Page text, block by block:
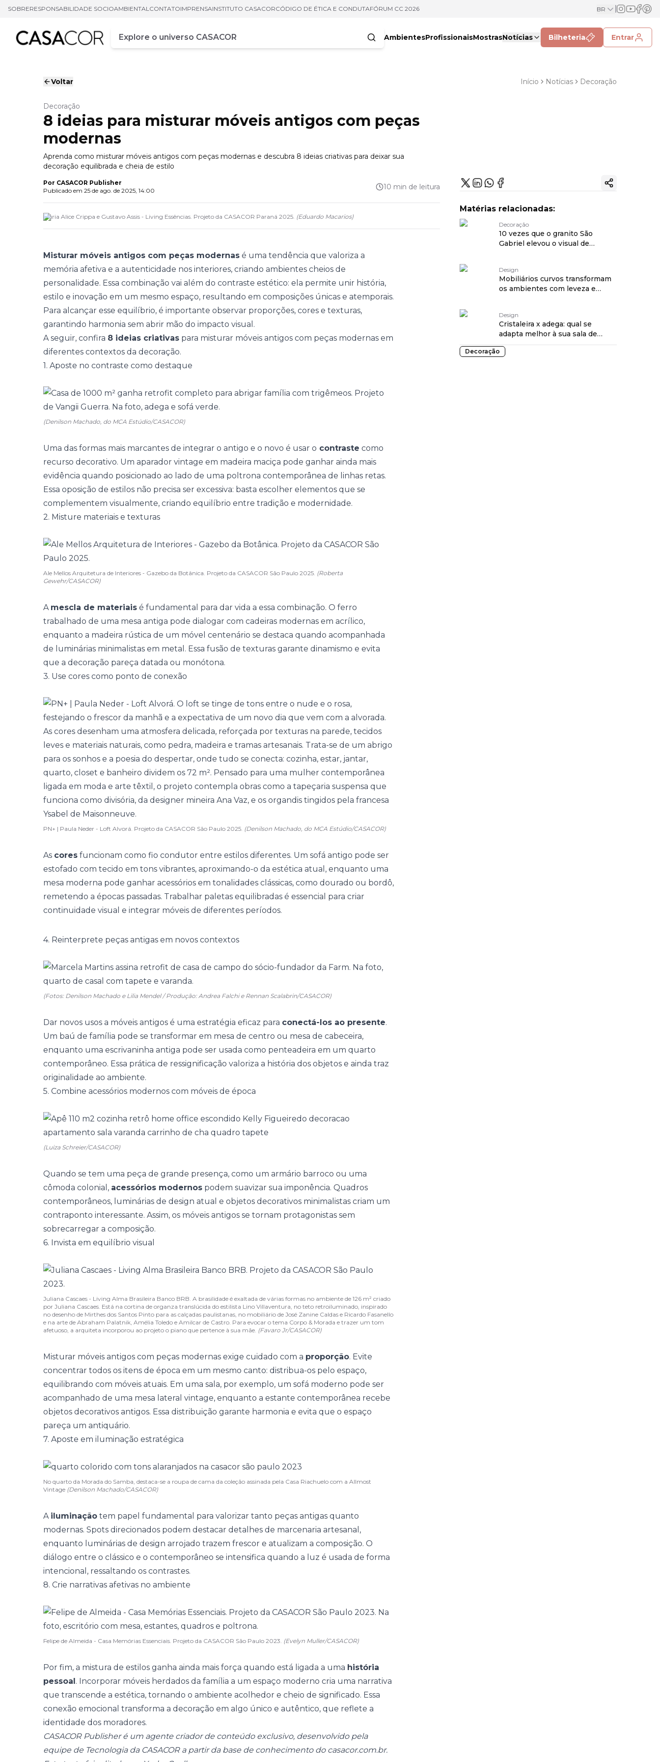
SOBRERESPONSABILIDADE SOCIOAMBIENTALCONTATOIMPRENSAINSTITUTO CASACORCÓDIGO DE ÉTICA E CONDUTAFÓRUM CC 2026 BR
Campo de busca
Digite pelo menos três caracteres
AmbientesProfissionaisMostrasNotícias Bilheteria Entrar
Voltar Início Notícias Decoração
Decoração
8 ideias para misturar móveis antigos com peças
modernas
Aprenda como misturar móveis antigos com peças modernas e descubra 8 ideias criativas para deixar sua
decoração equilibrada e cheia de estilo
Por CASACOR Publisher
Publicado em 25 de ago. de 2025, 14:00 10 min de leitura
Maria Alice Crippa e Gustavo Assis - Living Essências. Projeto da CASACOR Paraná 2025. (Eduardo Macarios)
Misturar móveis antigos com peças modernas é uma tendência que valoriza a
memória afetiva e a autenticidade nos interiores, criando ambientes cheios de
personalidade. Essa combinação vai além do contraste estético: ela permite unir história,
estilo e inovação em um mesmo espaço, resultando em composições únicas e atemporais.
Para alcançar esse equilíbrio, é importante observar proporções, cores e texturas,
garantindo harmonia sem abrir mão do impacto visual.
A seguir, confira 8 ideias criativas para misturar móveis antigos com peças modernas em
diferentes contextos da decoração.
1. Aposte no contraste como destaque
(Denilson Machado, do MCA Estúdio/CASACOR)
Uma das formas mais marcantes de integrar o antigo e o novo é usar o contraste como
recurso decorativo. Um aparador vintage em madeira maciça pode ganhar ainda mais
evidência quando posicionado ao lado de uma poltrona contemporânea de linhas retas.
Essa oposição de estilos não precisa ser excessiva: basta escolher elementos que se
complementem visualmente, criando equilíbrio entre tradição e modernidade.
2. Misture materiais e texturas
Ale Mellos Arquitetura de Interiores - Gazebo da Botânica. Projeto da CASACOR São Paulo 2025. (Roberta
Gewehr/CASACOR)
A mescla de materiais é fundamental para dar vida a essa combinação. O ferro
trabalhado de uma mesa antiga pode dialogar com cadeiras modernas em acrílico,
enquanto a madeira rústica de um móvel centenário se destaca quando acompanhada
de luminárias minimalistas em metal. Essa fusão de texturas garante dinamismo e evita
que a decoração pareça datada ou monótona.
3. Use cores como ponto de conexão
PN+ | Paula Neder - Loft Alvorá. Projeto da CASACOR São Paulo 2025. (Denilson Machado, do MCA Estúdio/CASACOR)
As cores funcionam como fio condutor entre estilos diferentes. Um sofá antigo pode ser
estofado com tecido em tons vibrantes, aproximando-o da estética atual, enquanto uma
mesa moderna pode ganhar acessórios em tonalidades clássicas, como dourado ou bordô,
remetendo a épocas passadas. Trabalhar paletas equilibradas é essencial para criar
continuidade visual e integrar móveis de diferentes períodos.
4. Reinterprete peças antigas em novos contextos
(Fotos: Denilson Machado e Lilia Mendel / Produção: Andrea Falchi e Rennan Scalabrin/CASACOR)
Dar novos usos a móveis antigos é uma estratégia eficaz para conectá-los ao presente.
Um baú de família pode se transformar em mesa de centro ou mesa de cabeceira,
enquanto uma escrivaninha antiga pode ser usada como penteadeira em um quarto
contemporâneo. Essa prática de ressignificação valoriza a história dos objetos e ainda traz
originalidade ao ambiente.
5. Combine acessórios modernos com móveis de época
(Luiza Schreier/CASACOR)
Quando se tem uma peça de grande presença, como um armário barroco ou uma
cômoda colonial, acessórios modernos podem suavizar sua imponência. Quadros
contemporâneos, luminárias de design atual e objetos decorativos minimalistas criam um
contraponto interessante. Assim, os móveis antigos se tornam protagonistas sem
sobrecarregar a composição.
6. Invista em equilíbrio visual
Juliana Cascaes - Living Alma Brasileira Banco BRB. A brasilidade é exaltada de várias formas no ambiente de 126 m² criado
por Juliana Cascaes. Está na cortina de organza translúcida do estilista Lino Villaventura, no teto retroiluminado, inspirado
no desenho de Mirthes dos Santos Pinto para as calçadas paulistanas, no mobiliário de José Zanine Caldas e Ricardo Fasanello
e na arte de Abraham Palatnik, Amélia Toledo e Amilcar de Castro. Para evocar o tema Corpo & Morada e trazer um tom
afetuoso, a arquiteta incorporou ao projeto o piano que pertence à sua mãe. (Favaro Jr/CASACOR)
Misturar móveis antigos com peças modernas exige cuidado com a proporção. Evite
concentrar todos os itens de época em um mesmo canto: distribua-os pelo espaço,
equilibrando com móveis atuais. Em uma sala, por exemplo, um sofá moderno pode ser
acompanhado de uma mesa lateral vintage, enquanto a estante contemporânea recebe
objetos decorativos antigos. Essa distribuição garante harmonia e evita que o espaço
pareça um antiquário.
7. Aposte em iluminação estratégica
No quarto da Morada do Samba, destaca-se a roupa de cama da coleção assinada pela Casa Riachuelo com a Allmost
Vintage (Denilson Machado/CASACOR)
A iluminação tem papel fundamental para valorizar tanto peças antigas quanto
modernas. Spots direcionados podem destacar detalhes de marcenaria artesanal,
enquanto luminárias de design arrojado trazem frescor e atualizam a composição. O
diálogo entre o clássico e o contemporâneo se intensifica quando a luz é usada de forma
intencional, ressaltando os contrastes.
8. Crie narrativas afetivas no ambiente
Felipe de Almeida - Casa Memórias Essenciais. Projeto da CASACOR São Paulo 2023. (Evelyn Muller/CASACOR)
Por fim, a mistura de estilos ganha ainda mais força quando está ligada a uma história
pessoal. Incorporar móveis herdados da família a um espaço moderno cria uma narrativa
que transcende a estética, tornando o ambiente acolhedor e cheio de significado. Essa
conexão emocional transforma a decoração em algo único e autêntico, que reflete a
identidade dos moradores.
CASACOR Publisher é um agente criador de conteúdo exclusivo, desenvolvido pela
equipe de Tecnologia da CASACOR a partir da base de conhecimento do casacor.com.br.
Copiar link
Matérias relacionadas:
Decoração
10 vezes que o granito São
Gabriel elevou o visual de
Design
Mobiliários curvos transformam
os ambientes com leveza e
Design
Cristaleira x adega: qual se
adapta melhor à sua sala de
jantar?
Decoração